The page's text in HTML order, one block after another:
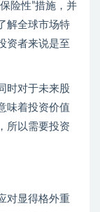
险性”措施，并
解全球市场特
资者来说是至
时对于未来股
味着投资价值
所以需要投资
对显得格外重